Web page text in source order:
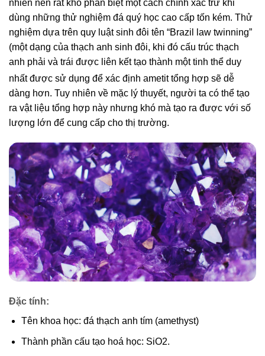
nhiên nên rất khó phân biệt một cách chính xác trừ khi
dùng những thử nghiệm đá quý học cao cấp tốn kém. Thử
nghiệm dựa trên quy luật sinh đôi tên “Brazil law twinning”
(một dạng của thạch anh sinh đôi, khi đó cấu trúc thạch
anh phải và trái được liên kết tạo thành một tinh thể duy
nhấtđược sử dụng để xác định ametit tổng hợp sẽ dễ
dàng hơn. Tuy nhiên về mặc lý thuyết, người ta có thể tạo
ra vật liệu tổng hợp này nhưng khó mà tạo ra được với số
lượng lớn để cung cấp cho thị trường.
Đặc tính:
Tên khoa học: đá thạch anh tím (amethyst)
Thành phần cấu tạo hoá học: SiO2.